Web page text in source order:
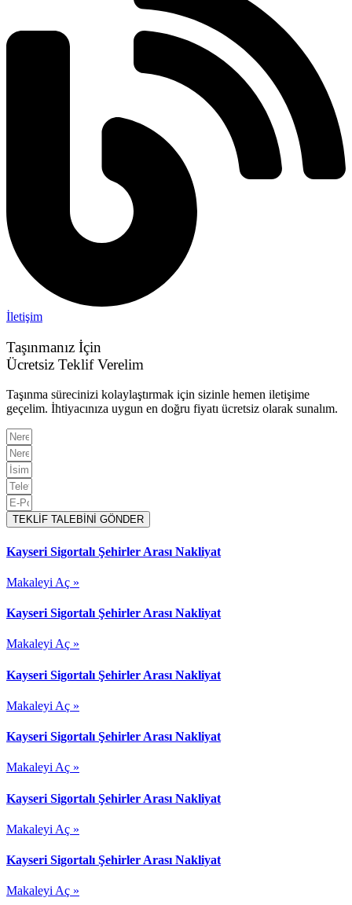
İletişim
Taşınmanız İçin
Ücretsiz Teklif Verelim
Taşınma sürecinizi kolaylaştırmak için sizinle hemen iletişime
geçelim. İhtiyacınıza uygun en doğru fiyatı ücretsiz olarak sunalım.
TEKLİF TALEBİNİ GÖNDER
Kayseri Sigortalı Şehirler Arası Nakliyat
Makaleyi Aç »
Kayseri Sigortalı Şehirler Arası Nakliyat
Makaleyi Aç »
Kayseri Sigortalı Şehirler Arası Nakliyat
Makaleyi Aç »
Kayseri Sigortalı Şehirler Arası Nakliyat
Makaleyi Aç »
Kayseri Sigortalı Şehirler Arası Nakliyat
Makaleyi Aç »
Kayseri Sigortalı Şehirler Arası Nakliyat
Makaleyi Aç »